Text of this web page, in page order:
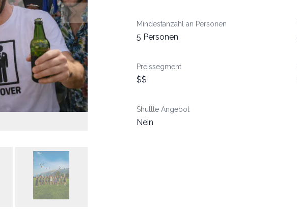
Mindestanzahl an Personen
5 Personen
Preissegment
$$
Shuttle Angebot
Nein